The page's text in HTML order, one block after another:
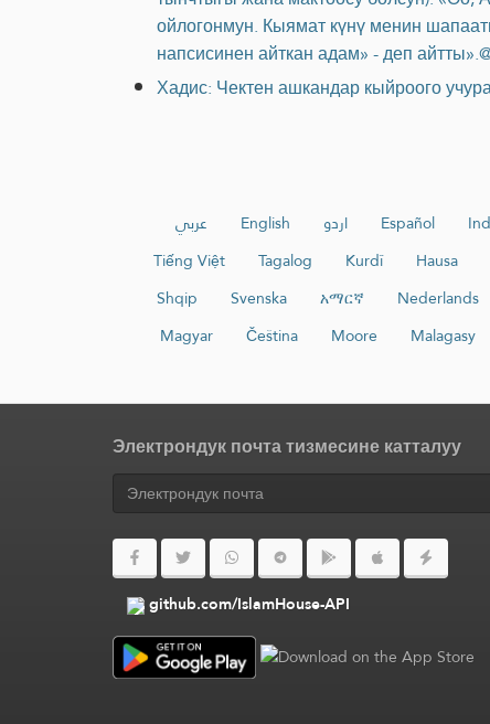
ойлогонмун. Кыямат күнү менин
напсисинен айткан адам» - деп
Хадис: Чектен ашкандар кыйроого
عربي English اردو Español
Tiếng Việt
Tagalog Kurdî Hausa
Shqip
Svenska አማርኛ Nederlands
Magyar
Čeština Moore Malagasy
Электрондук почта тизмесине катталуу
github.com/IslamHouse-API